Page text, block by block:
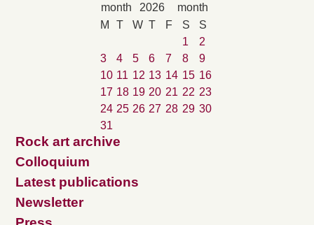
2026
M
T W T F S
S
1
2
3
4 5 6 7 8
9
10 11 12 13 14 15 16
17 18 19 20 21 22 23
24 25 26 27 28 29 30
31
Rock art archive
Colloquium
Latest publications
Newsletter